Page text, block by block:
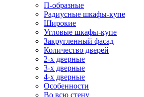
П-образные
Радиусные шкафы-купе
Широкие
Угловые шкафы-купе
Закругленный фасад
Количество дверей
2-х дверные
3-х дверные
4-х дверные
Особенности
Во всю стену